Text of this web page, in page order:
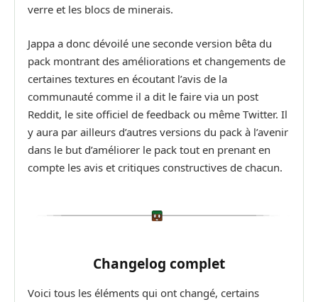
verre et les blocs de minerais.
Jappa a donc dévoilé une seconde version bêta du
pack montrant des améliorations et changements de
certaines textures en écoutant l’avis de la
communauté comme il a dit le faire via un post
Reddit, le site officiel de feedback ou même Twitter. Il
y aura par ailleurs d’autres versions du pack à l’avenir
dans le but d’améliorer le pack tout en prenant en
compte les avis et critiques constructives de chacun.
Changelog complet
Voici tous les éléments qui ont changé, certains